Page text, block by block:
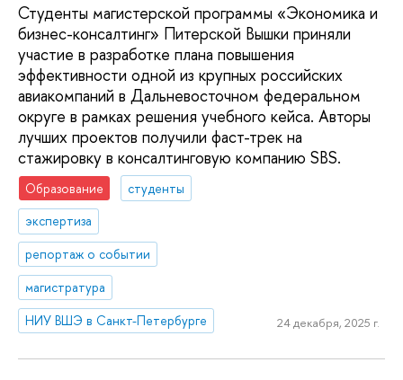
Студенты магистерской программы «Экономика и
бизнес-консалтинг» Питерской Вышки приняли
участие в разработке плана повышения
эффективности одной из крупных российских
авиакомпаний в Дальневосточном федеральном
округе в рамках решения учебного кейса. Авторы
лучших проектов получили фаст-трек на
стажировку в консалтинговую компанию SBS.
Образование
студенты
экспертиза
репортаж о событии
магистратура
НИУ ВШЭ в Санкт-Петербурге
24 декабря, 2025 г.